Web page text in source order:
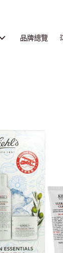
品牌總覽